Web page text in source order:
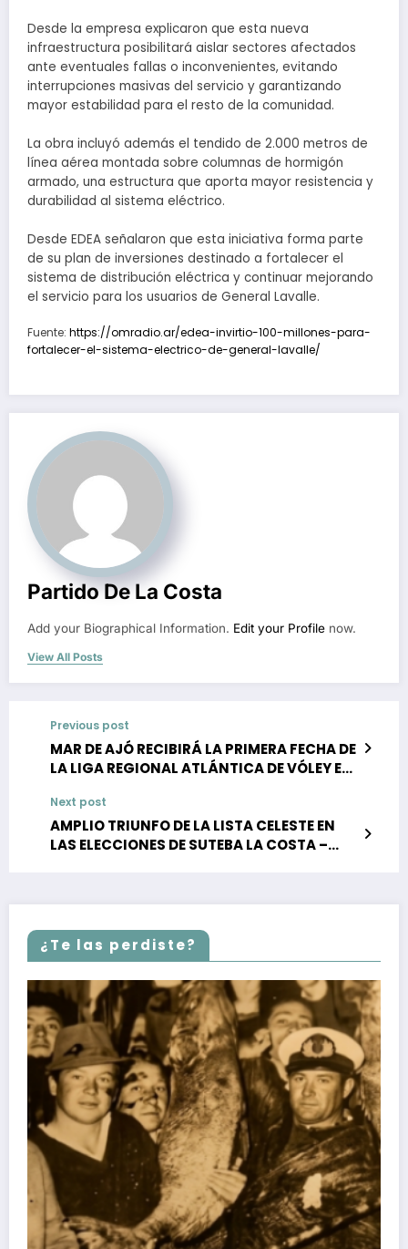
Desde la empresa explicaron que esta nueva
infraestructura posibilitará aislar sectores afectados
ante eventuales fallas o inconvenientes, evitando
interrupciones masivas del servicio y garantizando
mayor estabilidad para el resto de la comunidad.
La obra incluyó además el tendido de 2.000 metros de
línea aérea montada sobre columnas de hormigón
armado, una estructura que aporta mayor resistencia y
durabilidad al sistema eléctrico.
Desde EDEA señalaron que esta iniciativa forma parte
de su plan de inversiones destinado a fortalecer el
sistema de distribución eléctrica y continuar mejorando
el servicio para los usuarios de General Lavalle.
Fuente: https://omradio.ar/edea-invirtio-100-millones-para-
fortalecer-el-sistema-electrico-de-general-lavalle/
Partido De La Costa
Add your Biographical Information. Edit your Profile now.
View All Posts
Previous post
MAR DE AJÓ RECIBIRÁ LA PRIMERA FECHA DE
LA LIGA REGIONAL ATLÁNTICA DE VÓLEY EN
Next post
AMPLIO TRIUNFO DE LA LISTA CELESTE EN
LAS ELECCIONES DE SUTEBA LA COSTA –
¿Te las perdiste?